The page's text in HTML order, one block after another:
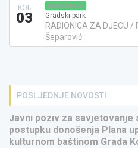
KOL
03
RADIONICA
Gradski park
RADIONICA ZA DJECU /
Šeparović
POSLJEDNJE NOVOSTI
Javni poziv za savjetovanje
postupku donošenja Plana
kulturnom baštinom Grada